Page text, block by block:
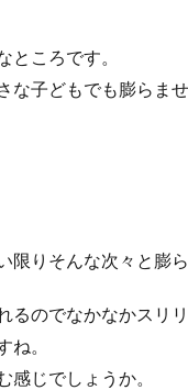
ころです。
な子どもでも膨らま
限りそんな次々と膨
のでなかなかスリリ
。
じでしょうか。